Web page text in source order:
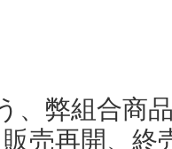
、弊組合商
売再開、